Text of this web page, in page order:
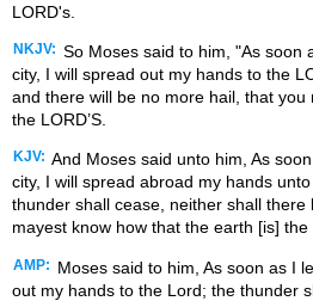
LORD's.
NKJV: So Moses said to him, "As soon
city, I will spread out my hands to the
and there will be no more hail, that you
the LORD’S.
KJV: And Moses said unto him, As
city, I will spread abroad my hands
thunder shall cease, neither shall
mayest know how that the earth [is] the
AMP:
Moses said to him, As soon as I
out my hands to the Lord; the thunder